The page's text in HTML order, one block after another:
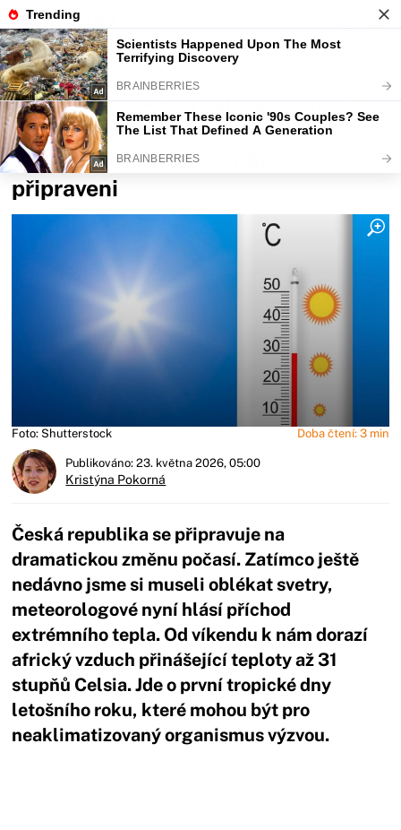
Fajntip.cz Magazín
Meteorologové vydali varování. Do
Česka vtrhne extrém, na který
nebudeme v květnu vůbec
připraveni
Foto: Shutterstock Doba čtení: 3 min
Publikováno: 23. května 2026, 05:00
Kristýna Pokorná
Česká republika se připravuje na
dramatickou změnu počasí. Zatímco ještě
nedávno jsme si museli oblékat svetry,
meteorologové nyní hlásí příchod
extrémního tepla. Od víkendu k nám dorazí
africký vzduch přinášející teploty až 31
stupňů Celsia. Jde o první tropické dny
letošního roku, které mohou být pro
neaklimatizovaný organismus výzvou.